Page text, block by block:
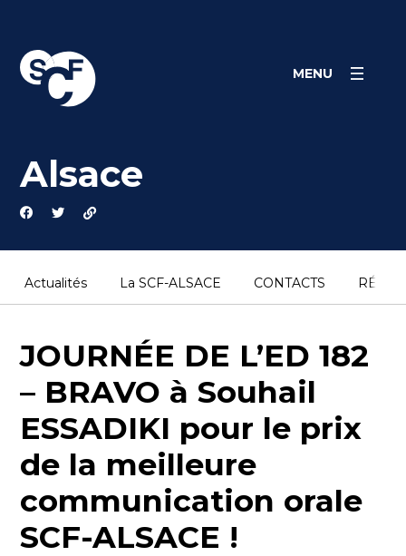
MENU
Alsace
Actualités La SCF-ALSACE CONTACTS
JOURNÉE DE L’ED 182
– BRAVO à Souhail
ESSADIKI pour le prix
de la meilleure
communication orale
SCF-ALSACE !